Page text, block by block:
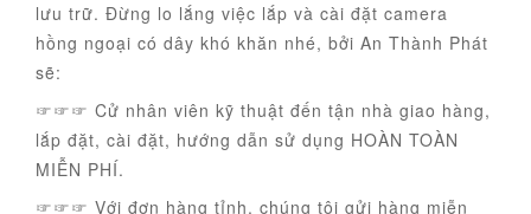
lưu trữ. Đừng lo lắng việc lắp và cài đặt camera
hồng ngoại có dây khó khăn nhé, bởi An Thành Phát
sẽ:
☞☞☞ Cử nhân viên kỹ thuật đến tận nhà giao hàng,
lắp đặt, cài đặt, hướng dẫn sử dụng HOÀN TOÀN
MIỄN PHÍ.
☞☞☞ Với đơn hàng tỉnh, chúng tôi gửi hàng miễn